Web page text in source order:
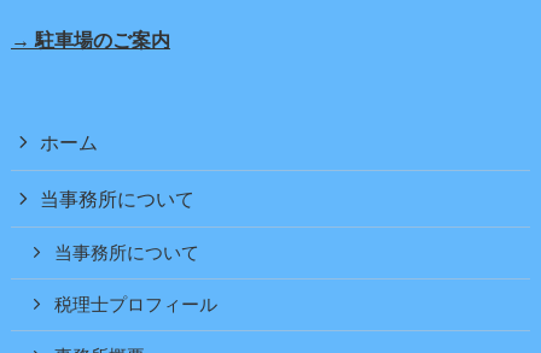
→ 駐車場のご案内
ホーム
当事務所について
当事務所について
税理士プロフィール